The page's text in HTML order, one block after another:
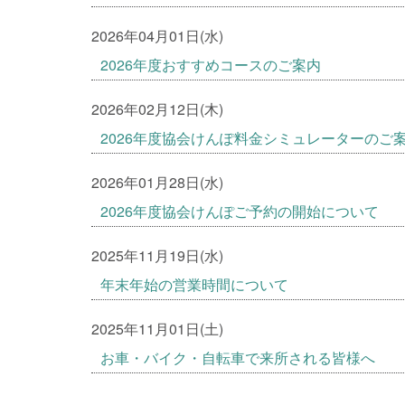
2026年04月01日(水)
2026年度おすすめコースのご案内
2026年02月12日(木)
2026年度協会けんぽ料金シミュレーターのご
2026年01月28日(水)
2026年度協会けんぽご予約の開始について
2025年11月19日(水)
年末年始の営業時間について
2025年11月01日(土)
お車・バイク・自転車で来所される皆様へ